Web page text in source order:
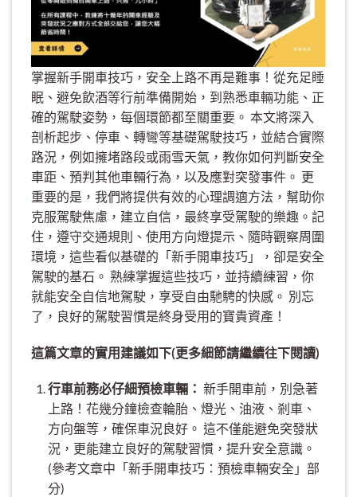
掌握新手開車技巧，安全上路不再是難事！從充足睡
眠、避免飲酒等行前準備開始，到熟悉車輛功能、正
確的駕駛姿勢，每個環節都至關重要。 本文將深入
剖析起步、停車、轉彎等基礎駕駛技巧，並結合實際
路況，例如擁堵路段或雨雪天氣，教你如何判斷安全
車距、預判其他車輛行為，以及應對突發事件。 更
重要的是，我們將提供有效的心理調適方法，幫助你
克服駕駛焦慮，建立自信，最終享受駕駛的樂趣。記
住，遵守交通規則、使用方向燈提示、隨時觀察周圍
環境，這些看似基礎的「新手開車技巧」，卻是安全
駕駛的基石。 熟練掌握這些技巧，並持續練習，你
就能安全自信地駕駛，享受自由馳騁的快感。 別忘
了，良好的駕駛習慣是終身受用的寶貴資產！
這篇文章的實用建議如下(更多細節請繼續往下閱讀)
行車前務必仔細預檢車輛： 新手開車前，別急著
上路！花幾分鐘檢查輪胎、燈光、油液、剎車、
方向盤等，確保車況良好。 這不僅能避免突發狀
況，更能建立良好的駕駛習慣，提升安全意識。
(參考文章中「新手開車技巧：預檢車輛安全」部
分)